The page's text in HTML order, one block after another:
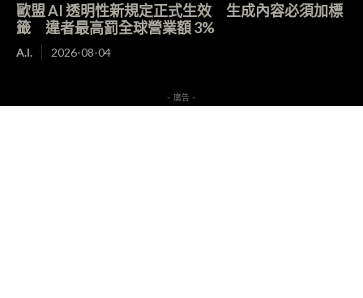
歐盟 AI 透明性新規定正式生效 生成內容必須加標
籤 違者最高罰全球營業額 3%
A.I. 2026-08-04
- 廣告 -